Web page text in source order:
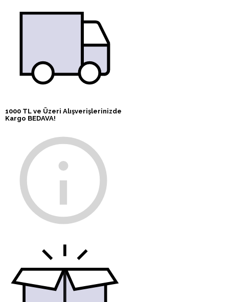
1000 TL ve Üzeri Alışverişlerinizde
Kargo BEDAVA!